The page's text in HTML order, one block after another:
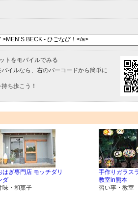
トをモバイルでみる
イルなら、右のバーコードから簡単に
ち歩こう！
はぎ専門店 モッチダリ
ダ
味・和菓子
手作りガラス
教室in熊本
習い事・教室